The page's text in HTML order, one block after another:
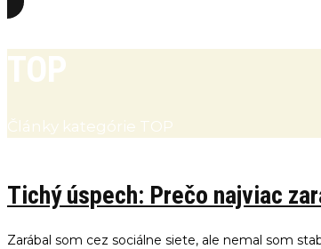
TOP
Články kategórie TOP
Tichý úspech: Prečo najviac
Zarábal som cez sociálne siete, ale nemal som